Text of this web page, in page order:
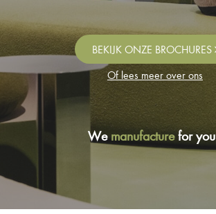
BEKIJK ONZE BROCHURES
Of lees meer over ons
Wemanufacturefor you